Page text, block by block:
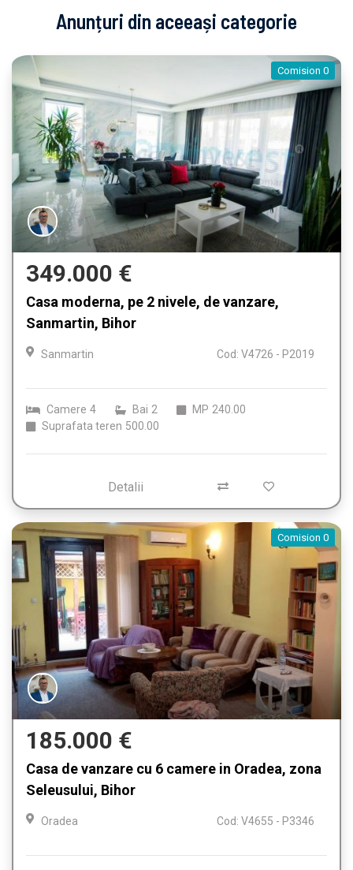
Anunțuri din aceeași categorie
Comision 0
349.000 €
Casa moderna, pe 2 nivele, de vanzare,
Sanmartin, Bihor
Sanmartin Cod: V4726 - P2019
Camere 4 Bai 2 MP 240.00
Suprafata teren 500.00
Detalii
Comision 0
185.000 €
Casa de vanzare cu 6 camere in Oradea, zona
Seleusului, Bihor
Oradea Cod: V4655 - P3346